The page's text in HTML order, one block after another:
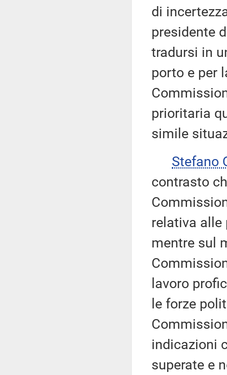
di
presidente
tradursi in
porto e per
prioritaria
simile
Stefano
contrasto
relativa alle
mentre sul
lavoro
le forze
indicazioni
superate e